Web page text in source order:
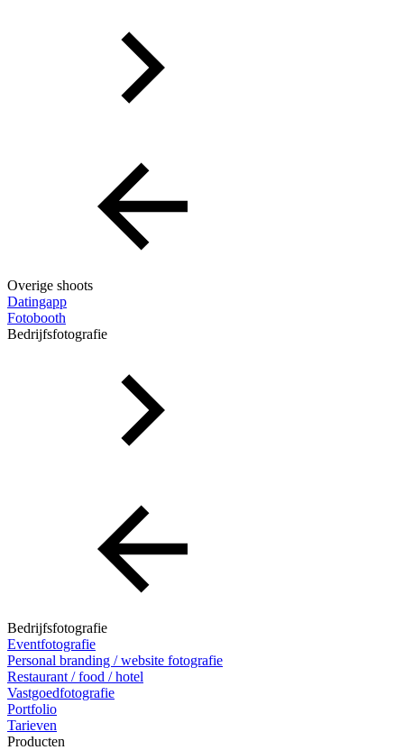
Overige shoots
Datingapp
Fotobooth
Bedrijfsfotografie
Bedrijfsfotografie
Eventfotografie
Personal branding / website fotografie
Restaurant / food / hotel
Vastgoedfotografie
Portfolio
Tarieven
Producten